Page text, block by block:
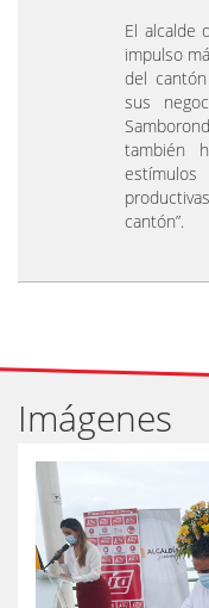
El alcalde
impulso
del
sus
también
cantón”.
Imágenes